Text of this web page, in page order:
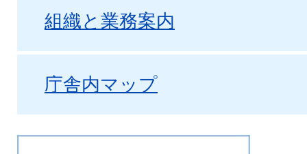
組織と業務案内
庁舎内マップ